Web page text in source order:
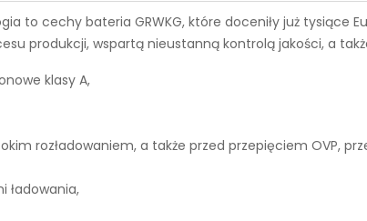
to cechy bateria GRWKG, które doceniły już tysiące
produkcji, wspartą nieustanną kontrolą jakości, a
klasy A,
rozładowaniem, a także przed przepięciem OVP,
ładowania,